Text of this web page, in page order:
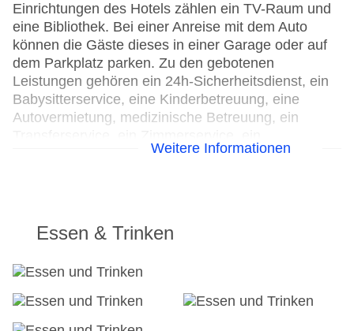
Einrichtungen des Hotels zählen ein TV-Raum und
eine Bibliothek. Bei einer Anreise mit dem Auto
können die Gäste dieses in einer Garage oder auf
dem Parkplatz parken. Zu den gebotenen
Leistungen gehören ein 24h-Sicherheitsdienst, ein
Babysitterservice, eine Kinderbetreuung, eine
Autovermietung, medizinische Betreuung, ein
Wäscheservice, ein Friseur, eine Münzwäscherei
zur Verfügung. Im Geschäftsbereich (Business-
Center) sind Faxgerät und Projektor vorhanden.
24h Rezeption
Parkplatz
Weitere Informationen
Essen & Trinken